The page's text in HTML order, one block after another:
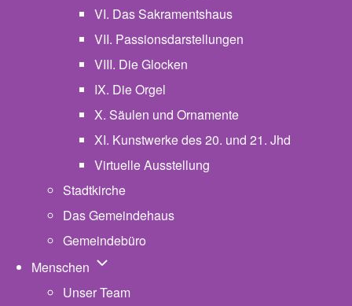
VI. Das Sakramentshaus
VII. Passionsdarstellungen
VIII. Die Glocken
IX. Die Orgel
X. Säulen und Ornamente
XI. Kunstwerke des 20. und 21. Jhd
Virtuelle Ausstellung
Stadtkirche
Das Gemeindehaus
Gemeindebüro
Menschen Unternavigation von Menschen
Unser Team